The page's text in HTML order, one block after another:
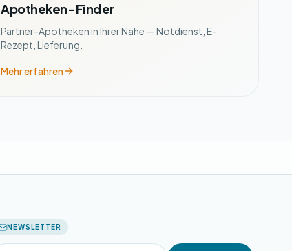
Apotheken-Finder
Partner-Apotheken in Ihrer Nähe — Notdienst, E-
Rezept, Lieferung.
Mehr erfahren
NEWSLETTER